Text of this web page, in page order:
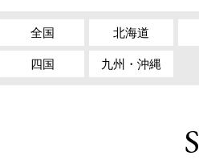
全国 北海道
四国 九州・沖縄